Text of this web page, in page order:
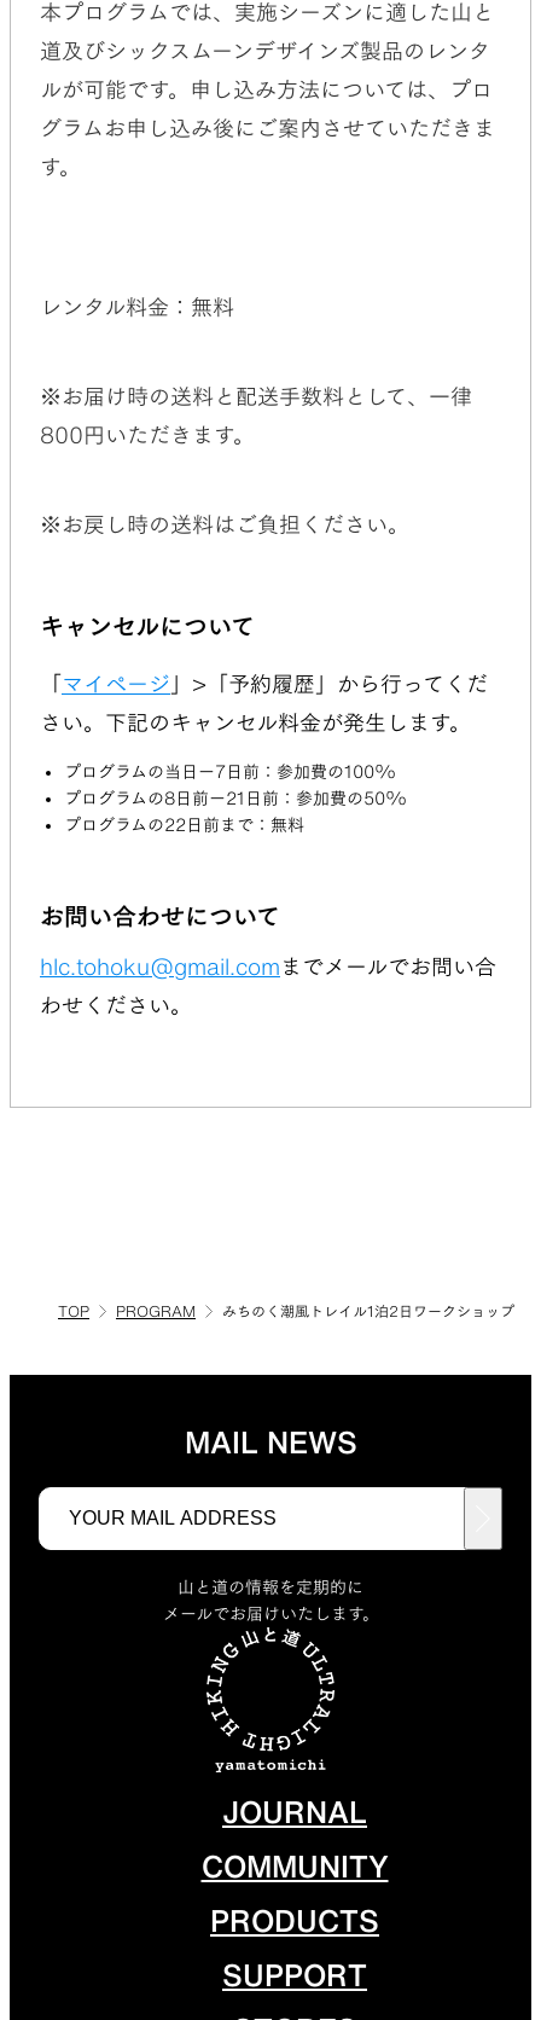
本プログラムでは、実施シーズンに適した山と
道及びシックスムーンデザインズ製品のレンタ
ルが可能です。申し込み方法については、プロ
グラムお申し込み後にご案内させていただきま
す。
レンタル料金：無料
※お届け時の送料と配送手数料として、一律
800円いただきます。
※お戻し時の送料はご負担ください。
キャンセルについて
マイページ 」>「予約履歴」から行ってくだ
さい。下記のキャンセル料金が発生します。
プログラムの当日ー7日前：参加費の100%
プログラムの8日前ー21日前：参加費の50%
プログラムの22日前まで：無料
お問い合わせについて
hlc.tohoku@gmail.com までメールでお問い合
わせください。
TOP PROGRAM みちのく潮風トレイル1泊2日ワークショップ
MAIL NEWS
山と道の情報を定期的に
メールでお届けいたします。
JOURNAL
COMMUNITY
PRODUCTS
SUPPORT